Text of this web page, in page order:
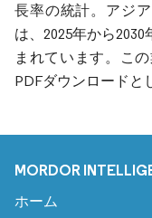
長率の統計。アジ
は、2025年から
まれています。こ
PDFダウンロードと
MORDOR
ホーム